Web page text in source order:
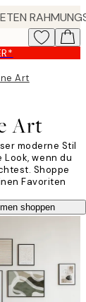
Art
Art
moderne Stil
wenn du
Shoppe
Favoriten
shoppen